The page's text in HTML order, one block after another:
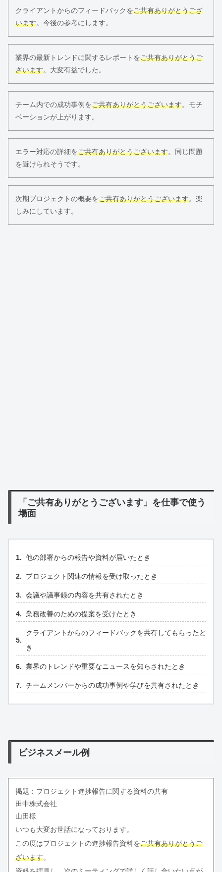
クライアントからのフィードバックをご共有ありがとうござ
います。今後の参考にします。
業界の最新トレンドに関するレポートをご共有ありがとうご
ざいます。大変有益でした。
チーム内での成功事例をご共有ありがとうございます。モチ
ベーションが上がります。
エラー対応の詳細をご共有ありがとうございます。同じ問題
を避けられそうです。
次期プロジェクトの概要をご共有ありがとうございます。楽
しみにしています。
「ご共有ありがとうございます」を仕事で使う
場面
他の部署からの報告や資料が届いたとき
プロジェクト関連の情報を受け取ったとき
会議や議事録の内容を共有されたとき
業務改善のための提案を受けたとき
クライアントからのフィードバックを共有してもらったと
き
業界のトレンドや重要なニュースを知らされたとき
チームメンバーからの成功事例や学びを共有されたとき
ビジネスメール例
掲題：プロジェクト進捗報告に関する資料の共有
田中株式会社
山田様
いつも大変お世話になっております。
この度はプロジェクトの進捗報告資料をご共有ありがとうご
ざいます。